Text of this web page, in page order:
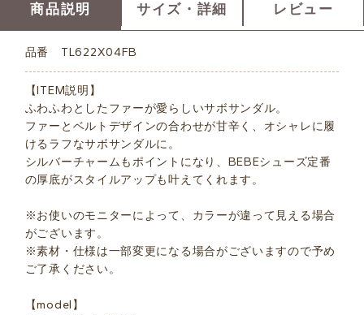
商品説明 サイズ・詳細 レビュー
品番 TL622X04FB
【ITEM説明】
ふわふわとしたファーが愛らしいサボサンダル。
ファーとベルトデザインの合わせが甘辛く、オシャレに履
けるラフなサボサンダルに。
シルバーチャームもポイントになり、BEBEシューズ定番
の厚底がスタイルアップも叶えてくれます。
※お使いのモニターによって、カラーが違って見える場合
がございます。
※素材・仕様は一部変更になる場合がございますので予め
ご了承ください。
【model】